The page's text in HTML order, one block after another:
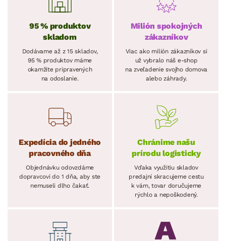
95 % produktov
skladom
Dodávame až z 15 skladov,
95 % produktov máme
okamžite pripravených
na odoslanie.
Milión spokojných
zákazníkov
Viac ako milión zákazníkov si
už vybralo náš e-shop
na zveľadenie svojho domova
alebo záhrady.
Expedícia do jedného
pracovného dňa
Objednávku odovzdáme
dopravcovi do 1 dňa, aby ste
nemuseli dlho čakať.
Chránime našu
prírodu logisticky
Vďaka využitiu skladov
predajní skracujeme cestu
k vám, tovar doručujeme
rýchlo a nepoškodený.